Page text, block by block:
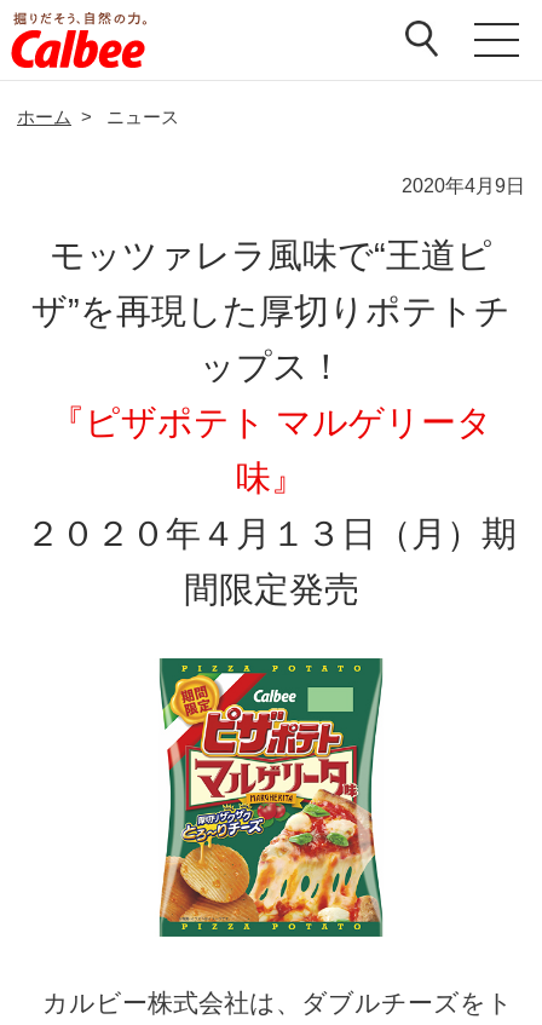
ホーム > ニュース
2020年4月9日
モッツァレラ風味で“王道ピ
ザ”を再現した厚切りポテトチ
ップス！
『ピザポテト マルゲリータ
味』
２０２０年４月１３日（月）期
間限定発売
カルビー株式会社は、ダブルチーズをト